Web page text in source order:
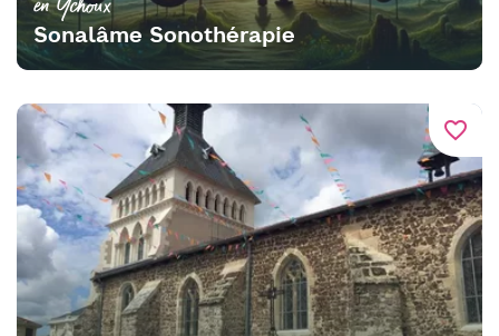
Sonalâme Sonothérapie
favorite_border